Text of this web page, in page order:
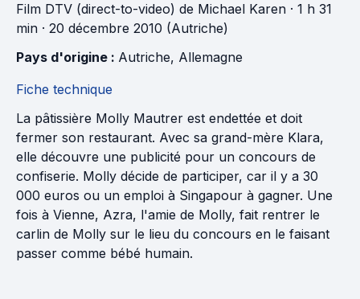
Film DTV (direct-to-video) de Michael Karen · 1 h 31
min · 20 décembre 2010 (Autriche)
Pays d'origine : Autriche, Allemagne
Fiche technique
La pâtissière Molly Mautrer est endettée et doit
fermer son restaurant. Avec sa grand-mère Klara,
elle découvre une publicité pour un concours de
confiserie. Molly décide de participer, car il y a 30
000 euros ou un emploi à Singapour à gagner. Une
fois à Vienne, Azra, l'amie de Molly, fait rentrer le
carlin de Molly sur le lieu du concours en le faisant
passer comme bébé humain.